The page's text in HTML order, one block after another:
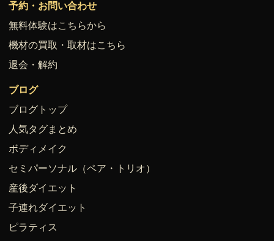
予約・お問い合わせ
無料体験はこちらから
機材の買取・取材はこちら
退会・解約
ブログ
ブログトップ
人気タグまとめ
ボディメイク
セミパーソナル（ペア・トリオ）
産後ダイエット
子連れダイエット
ピラティス